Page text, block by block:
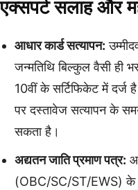
एक्सपर्ट सलाह और
आधार कार्ड सत्यापन:
जन्मतिथि बिल्कुल वैसी ही
10वीं के सर्टिफिकेट में दर्ज
पर दस्तावेज सत्यापन के
सकता है।
अद्यतन जाति प्रमाण पत्र:
(OBC/SC/ST/EWS) के